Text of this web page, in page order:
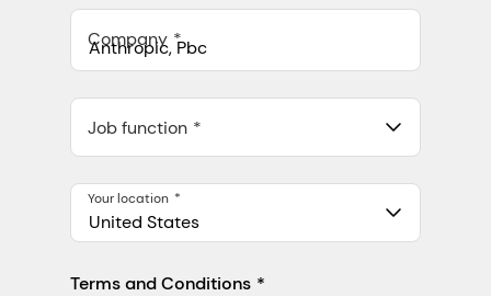
Company
548 Market St Pmb 90375, San Francisco, California, US
Job function
United States
Your location
Terms and Conditions